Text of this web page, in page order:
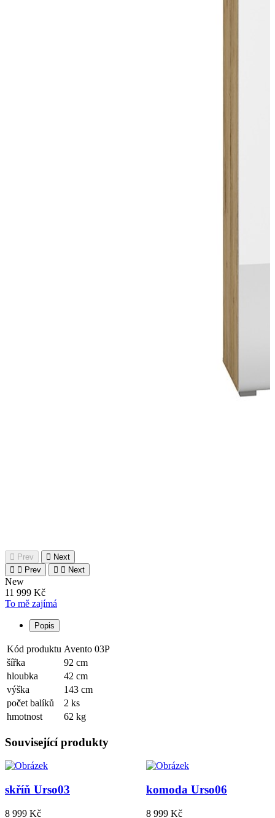
Prev
Next
Prev
Next
New
11 999 Kč
To mě zajímá
Popis
Kód produktu Avento 03P
šířka
92 cm
hloubka
42 cm
výška
143 cm
počet balíků
2 ks
hmotnost
62 kg
Související produkty
skříň Urso03
8 999 Kč
komoda Urso06
8 999 Kč